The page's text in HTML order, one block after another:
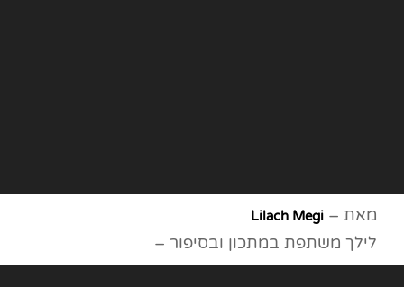
מאת – Lilach Megi
לילך משתפת במתכון ובסיפור –